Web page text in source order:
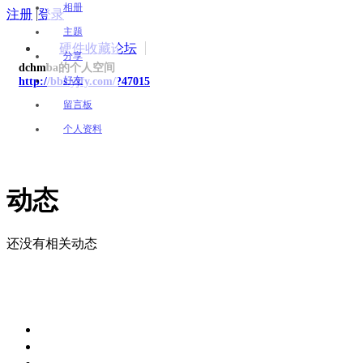
注册 |登录
硬件收藏论坛
dchmba的个人空间
http://bbs.yjfy.com/?47015
相册
主题
分享
好友
留言板
个人资料
动态
还没有相关动态